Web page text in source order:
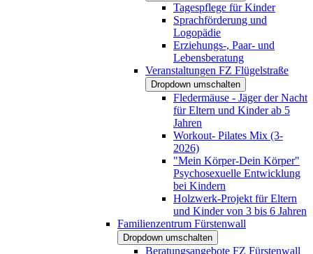
Tagespflege für Kinder
Sprachförderung und
Logopädie
Erziehungs-, Paar- und
Lebensberatung
Veranstaltungen FZ Flügelstraße
Dropdown umschalten
Fledermäuse - Jäger der Nacht
für Eltern und Kinder ab 5
Jahren
Workout- Pilates Mix (3-
2026)
"Mein Körper-Dein Körper"
Psychosexuelle Entwicklung
bei Kindern
Holzwerk-Projekt für Eltern
und Kinder von 3 bis 6 Jahren
Familienzentrum Fürstenwall
Dropdown umschalten
Beratungsangebote FZ Fürstenwall